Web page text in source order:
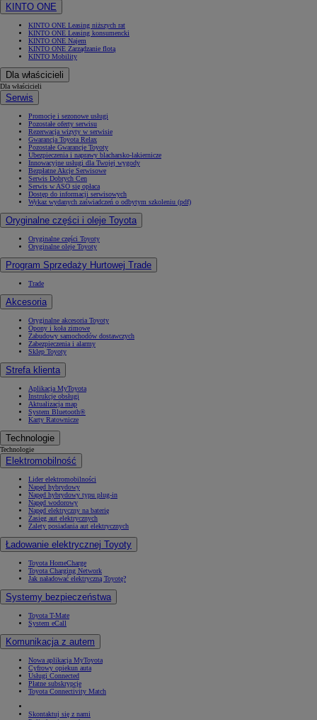
KINTO ONE
KINTO ONE Leasing niższych rat
KINTO ONE Leasing konsumencki
KINTO ONE Najem
KINTO ONE Zarządzanie flotą
KINTO Mobility
Dla właścicieli
Dla właścicieli
Serwis
Promocje i sezonowe usługi
Pozostałe oferty serwisu
Rezerwacja wizyty w serwisie
Gwarancja Toyota Relax
Pozostałe Gwarancje Toyoty
Ubezpieczenia i naprawy blacharsko-lakiernicze
Innowacyjne usługi dla Twojej wygody
Bezpłatne Akcje Serwisowe
Serwis Dobrych Cen
Serwis w ASO się opłaca
Dostęp do informacji serwisowych
Wykaz wydanych zaświadczeń o odbytym szkoleniu (pdf)
Oryginalne części i oleje Toyota
Oryginalne części Toyoty
Oryginalne oleje Toyoty
Program Sprzedaży Hurtowej Trade
Trade
Akcesoria
Oryginalne akcesoria Toyoty
Opony i koła zimowe
Zabudowy samochodów dostawczych
Zabezpieczenia i alarmy
Sklep Toyoty
Strefa klienta
Aplikacja MyToyota
Instrukcje obsługi
Aktualizacja map
System Bluetooth®
Karty Ratownicze
Technologie
Technologie
Elektromobilność
Lider elektromobilności
Napęd hybrydowy
Napęd hybrydowy typu plug-in
Napęd wodorowy
Napęd elektryczny na baterię
Zasięg aut elektrycznych
Zalety posiadania aut elektrycznych
Ładowanie elektrycznej Toyoty
Toyota HomeCharge
Toyota Charging Network
Jak naładować elektryczną Toyotę?
Systemy bezpieczeństwa
Toyota T-Mate
System eCall
Komunikacja z autem
Nowa aplikacja MyToyota
Cyfrowy opiekun auta
Usługi Connected
Płatne subskrypcje
Toyota Connectivity Match
Skontaktuj się z nami